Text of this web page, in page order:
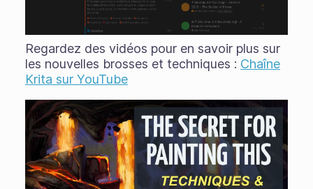
Regardez des vidéos pour en savoir plus sur
les nouvelles brosses et techniques : Chaîne
Krita sur YouTube